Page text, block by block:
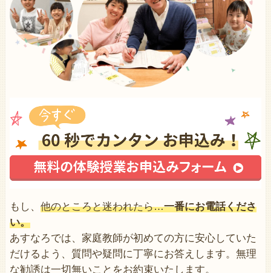
もし、 他のところと迷われたら…一番にお電話くださ
い。
あすなろでは、家庭教師が初めての方に安心していた
だけるよう、質問や疑問に丁寧にお答えします。無理
な勧誘は一切無いことをお約束いたします。